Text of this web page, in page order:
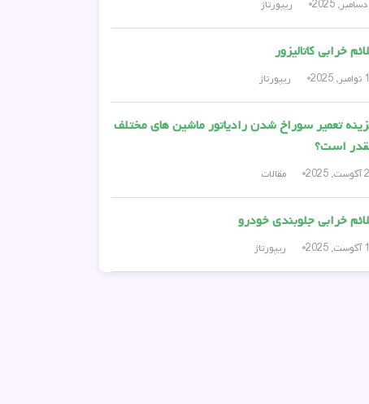
ریپورتاژ
خرابی کاتالیزور
ریپورتاژ
تعمیر سوراخ شدن رادیاتور ماشین های مختلف
است؟
مقالات
خرابی جلوبندی خودرو
ریپورتاژ